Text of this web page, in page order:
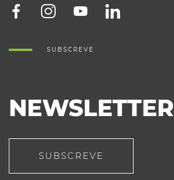
SUBSCREVE
NEWSLETTER
SUBSCREVE